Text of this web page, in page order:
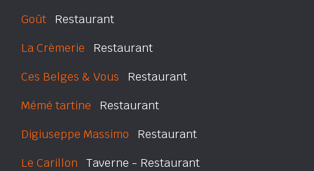
Goût Restaurant
La Crèmerie Restaurant
Ces Belges & Vous Restaurant
Mémé tartine Restaurant
Digiuseppe Massimo Restaurant
Le Carillon Taverne - Restaurant